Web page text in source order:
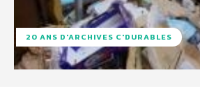
20 ANS D'ARCHIVES C'DURABLES